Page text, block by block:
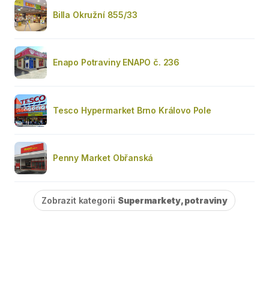
Billa Okružní 855/33
Enapo Potraviny ENAPO č. 236
Tesco Hypermarket Brno Královo Pole
Penny Market Obřanská
Zobrazit kategorii Supermarkety, potraviny